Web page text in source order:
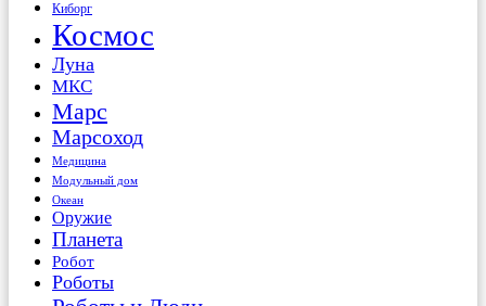
Киборг
Космос
Луна
МКС
Марс
Марсоход
Медицина
Модульный дом
Океан
Оружие
Планета
Робот
Роботы